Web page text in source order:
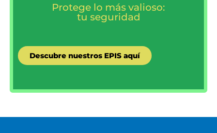
Protege lo más valioso:
tu seguridad
Descubre nuestros EPIS aquí